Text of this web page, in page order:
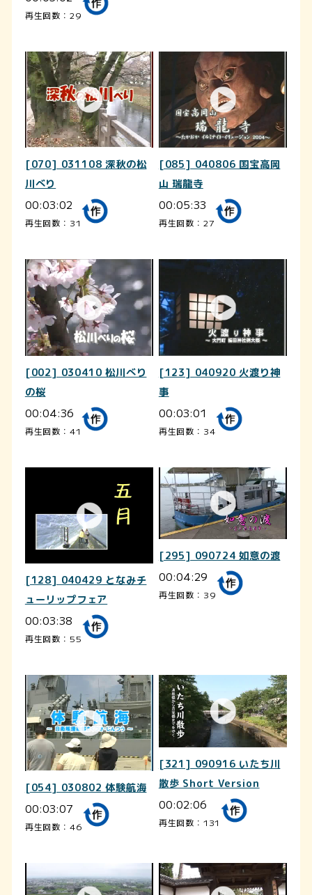
再生回数：29
[070] 031108 深秋の松
川べり
00:03:02
再生回数：31
[085] 040806 国宝高岡
山 瑞龍寺
00:05:33
再生回数：27
[002] 030410 松川べり
の桜
00:04:36
再生回数：41
[123] 040920 火渡り神
事
00:03:01
再生回数：34
[128] 040429 となみチ
ューリップフェア
00:03:38
再生回数：55
[295] 090724 如意の渡
00:04:29
再生回数：39
[054] 030802 体験航海
00:03:07
再生回数：46
[321] 090916 いたち川
散歩 Short Version
00:02:06
再生回数：131